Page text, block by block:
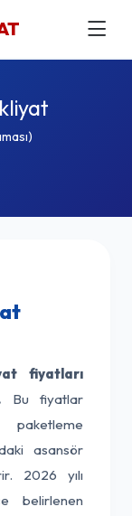
fiyatları
Bu fiyatlar
asansör
2026 yılı
belirlenen